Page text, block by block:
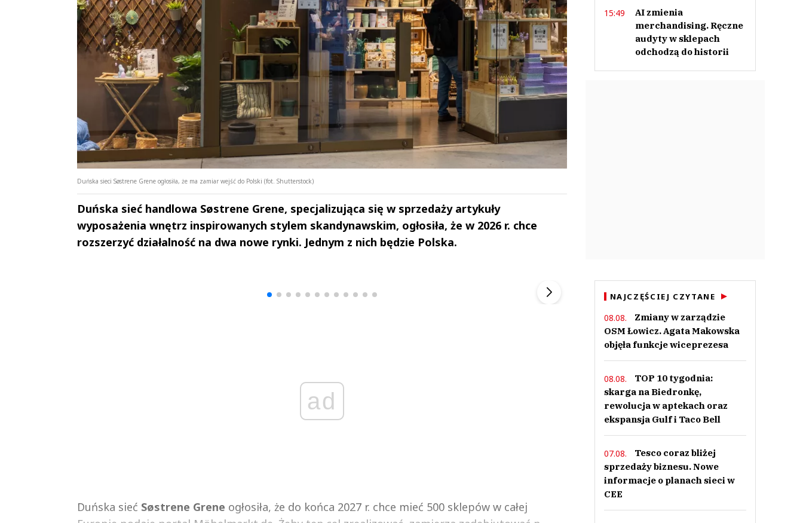
Duńska sieci Søstrene Grene ogłosiła, że ma zamiar wejść do Polski (fot. Shutterstock)
Duńska sieć handlowa Søstrene Grene, specjalizująca się w sprzedaży artykuły
wyposażenia wnętrz inspirowanych stylem skandynawskim, ogłosiła, że w 2026 r. chce
rozszerzyć działalność na dwa nowe rynki. Jednym z nich będzie Polska.
ad
Duńska sieć Søstrene Grene ogłosiła, że do końca 2027 r. chce mieć 500 sklepów w całej
▶
15:49
AI zmienia
merchandising. Ręczne
audyty w sklepach
odchodzą do historii
NAJCZĘŚCIEJ CZYTANE
08.08.
Zmiany w zarządzie
OSM Łowicz. Agata Makowska
objęła funkcje wiceprezesa
08.08.
TOP 10 tygodnia:
skarga na Biedronkę,
rewolucja w aptekach oraz
ekspansja Gulf i Taco Bell
07.08.
Tesco coraz bliżej
sprzedaży biznesu. Nowe
informacje o planach sieci w
CEE